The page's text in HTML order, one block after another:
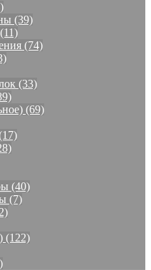
(39)
(74)
(33)
(69)
(40)
(7)
(122)